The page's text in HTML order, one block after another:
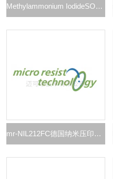
Methylammonium IodideSOLARONIX钙钛矿前驱体
mr-NIL212FC德国纳米压印光刻胶